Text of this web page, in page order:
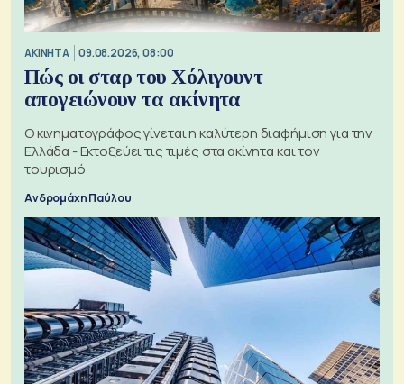
ΑΚΙΝΗΤΑ 09.08.2026, 08:00
Πώς οι σταρ του Χόλιγουντ
απογειώνουν τα ακίνητα
Ο κινηματογράφος γίνεται η καλύτερη διαφήμιση για την
Ελλάδα - Εκτοξεύει τις τιμές στα ακίνητα και τον
τουρισμό
Ανδρομάχη Παύλου